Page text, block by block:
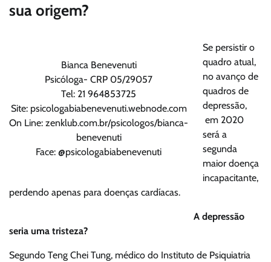
sua origem?
Bianca Benevenuti
Psicóloga- CRP 05/29057
Tel: 21 964853725
Site: psicologabiabenevenuti.webnode.com
On Line: zenklub.com.br/psicologos/bianca-
benevenuti
Face: @psicologabiabenevenuti
Se persistir o
quadro atual,
no avanço de
quadros de
depressão,
em 2020
será a
segunda
maior doença
incapacitante,
perdendo apenas para doenças cardíacas.
A depressão
seria uma tristeza?
Segundo Teng Chei Tung, médico do Instituto de Psiquiatria